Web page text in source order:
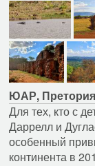
ЮАР,
Для тех, кто с
Даррелл и
особенный
континента в